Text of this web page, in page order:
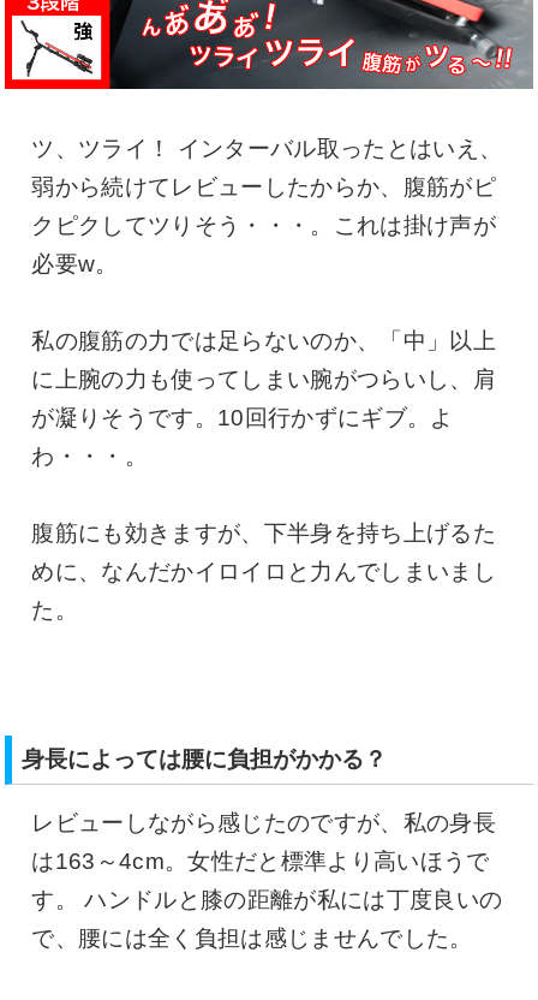
ツ、ツライ！ インターバル取ったとはいえ、
弱から続けてレビューしたからか、腹筋がピ
クピクしてツりそう・・・。これは掛け声が
必要w。
私の腹筋の力では足らないのか、「中」以上
に上腕の力も使ってしまい腕がつらいし、肩
が凝りそうです。10回行かずにギブ。よ
わ・・・。
腹筋にも効きますが、下半身を持ち上げるた
めに、なんだかイロイロと力んでしまいまし
た。
身長によっては腰に負担がかかる？
レビューしながら感じたのですが、私の身長
は163～4cm。女性だと標準より高いほうで
す。 ハンドルと膝の距離が私には丁度良いの
で、腰には全く負担は感じませんでした。